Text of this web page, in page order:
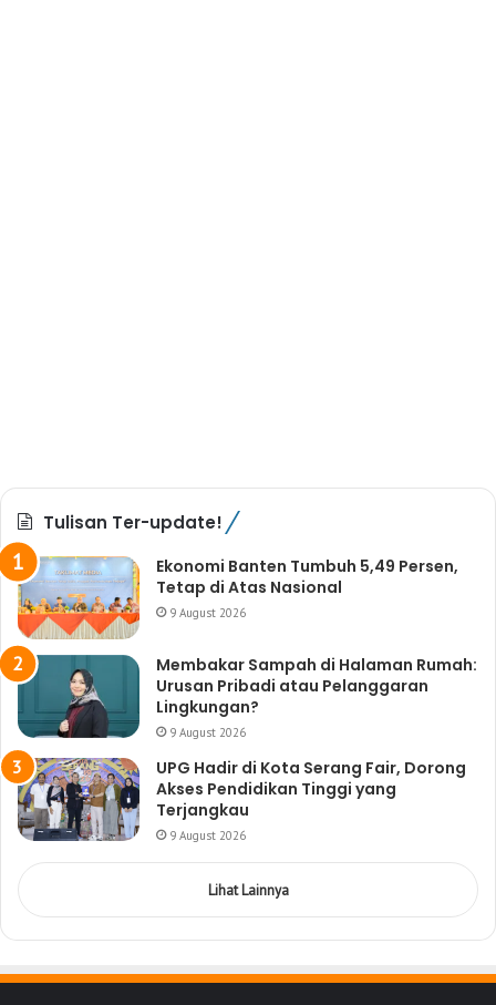
Tulisan Ter-update!
Ekonomi Banten Tumbuh 5,49 Persen,
Tetap di Atas Nasional
9 August 2026
Membakar Sampah di Halaman Rumah:
Urusan Pribadi atau Pelanggaran
Lingkungan?
9 August 2026
UPG Hadir di Kota Serang Fair, Dorong
Akses Pendidikan Tinggi yang
Terjangkau
9 August 2026
Lihat Lainnya